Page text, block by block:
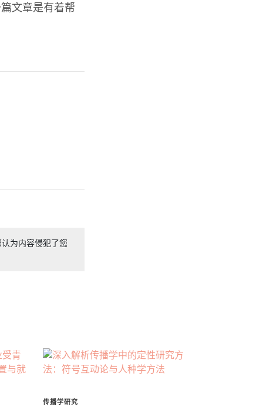
文章是有着帮
为内容侵犯了您
传播学研究